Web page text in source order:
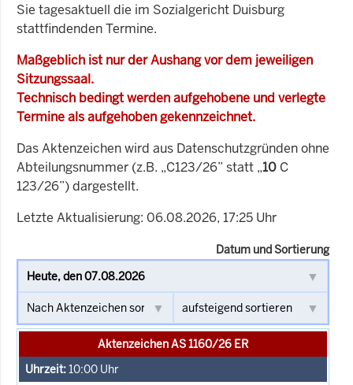
Sie tagesaktuell die im Sozialgericht Duisburg
stattfindenden Termine.
Maßgeblich ist nur der Aushang vor dem jeweiligen
Sitzungssaal.
Technisch bedingt werden aufgehobene und verlegte
Termine als aufgehoben gekennzeichnet.
Das Aktenzeichen wird aus Datenschutzgründen ohne
Abteilungsnummer (z.B. „C123/26” statt „10 C
123/26”) dargestellt.
Letzte Aktualisierung: 06.08.2026, 17:25 Uhr
Datum und Sortierung
Aktenzeichen AS 1160/26 ER
10:00 Uhr